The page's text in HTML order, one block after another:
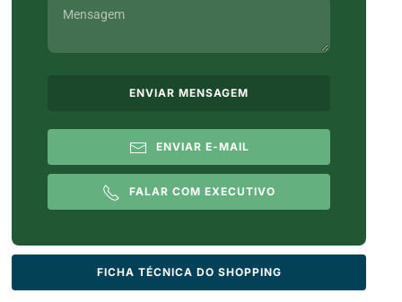
ENVIAR MENSAGEM
ENVIAR E-MAIL
FALAR COM EXECUTIVO
FICHA TÉCNICA DO SHOPPING